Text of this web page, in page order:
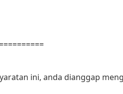
ini, anda dianggap